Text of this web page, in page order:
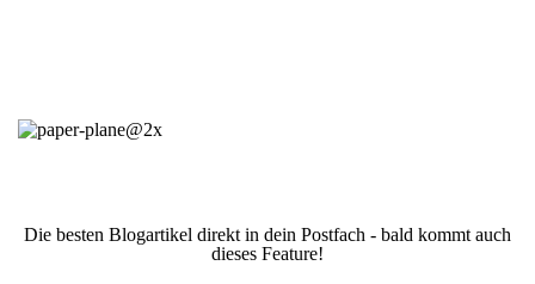
Die besten Blogartikel direkt in dein Postfach - bald kommt auch
dieses Feature!